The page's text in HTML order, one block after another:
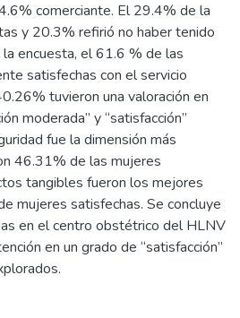
comerciante. El 29.4% de la
y 20.3% refirió no haber tenido
encuesta, el 61.6 % de las
satisfechas con el servicio
tuvieron una valoración en
moderada” y “satisfacción”
fue la dimensión más
46.31% de las mujeres
tangibles fueron los mejores
mujeres satisfechas. Se concluye
en el centro obstétrico del HLNV
en un grado de “satisfacción”